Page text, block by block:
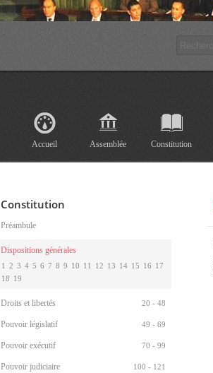
Accueil Assemblée Constitution
Constitution
Préambule
Dispositions générales
1 2 3 4 5 6 7 8 9 10 11 12 13 14 15 16 17
18 19
20 - 48
Droits et libertés
49 - 69
Pouvoir législatif
70 - 99
Pouvoir exécutif
100 - 121
Pouvoir judiciaire